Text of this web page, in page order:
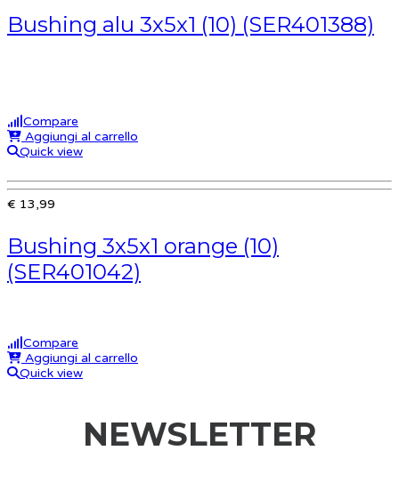
Bushing alu 3x5x1 (10) (SER401388)
Compare
Aggiungi al carrello
Quick view
€ 13,99
Bushing 3x5x1 orange (10)
(SER401042)
Compare
Aggiungi al carrello
Quick view
NEWSLETTER